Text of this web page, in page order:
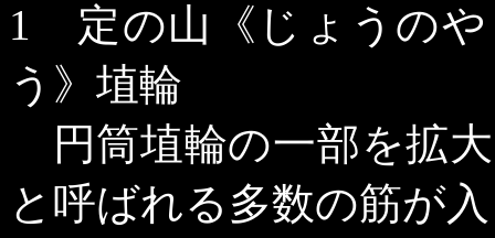
1 定の山《じょうのや
う》埴輪
円筒埴輪の一部を拡
と呼ばれる多数の筋が